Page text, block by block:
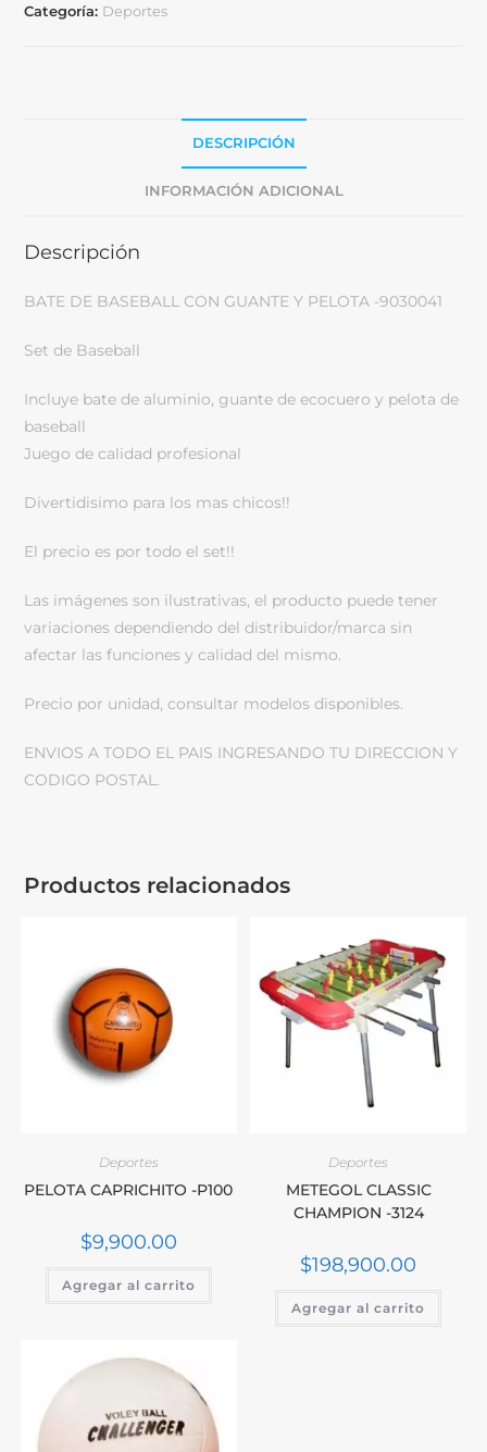
Categoría: Deportes
DESCRIPCIÓN
INFORMACIÓN ADICIONAL
Descripción
BATE DE BASEBALL CON GUANTE Y PELOTA -9030041
Set de Baseball
Incluye bate de aluminio, guante de ecocuero y pelota de
baseball
Juego de calidad profesional
Divertidisimo para los mas chicos!!
El precio es por todo el set!!
Las imágenes son ilustrativas, el producto puede tener
variaciones dependiendo del distribuidor/marca sin
afectar las funciones y calidad del mismo.
Precio por unidad, consultar modelos disponibles.
ENVIOS A TODO EL PAIS INGRESANDO TU DIRECCION Y
CODIGO POSTAL.
Productos relacionados
Deportes
PELOTA CAPRICHITO -P100
$9,900.00
Agregar al carrito
Deportes
METEGOL CLASSIC
CHAMPION -3124
$198,900.00
Agregar al carrito